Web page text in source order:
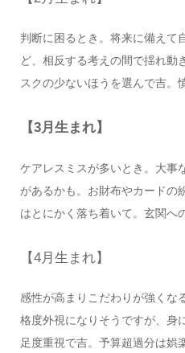
判断に困るとき。将来に備えて
ど、相反する考えの間で揺れ動
スクの少ないほうを選んで吉。
【3月生まれ】
ケアレスミスが多いとき。大事
があるかも。お財布やカードの
はとにかく落ち着いて。玄関へ
【4月生まれ】
感性が高まりこだわりが強くな
格度外視になりそうですが、身
足度重視で吉。予算超過分は娯